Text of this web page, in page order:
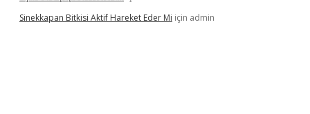
Sinekkapan Bitkisi Aktif Hareket Eder Mi için admin